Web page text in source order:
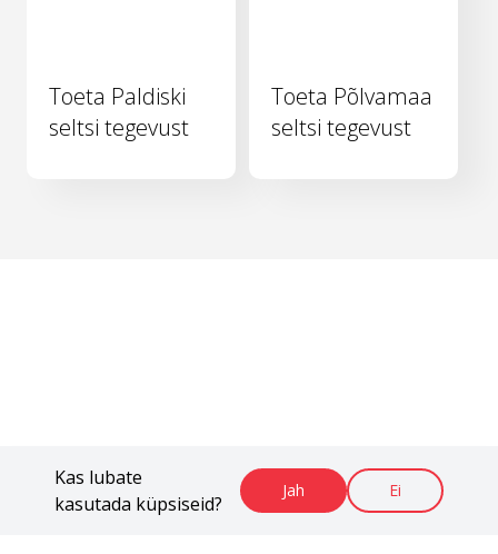
Kas lubate
kasutada küpsiseid?
Jah Ei
Toeta Paldiski
seltsi tegevust
Toeta Põlvamaa
seltsi tegevust